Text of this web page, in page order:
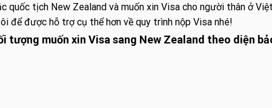
quốc tịch New Zealand và muốn xin Visa cho người thân ở
để được hỗ trợ cụ thể hơn về quy trình nộp Visa nhé!
tượng muốn xin Visa sang New Zealand theo diện